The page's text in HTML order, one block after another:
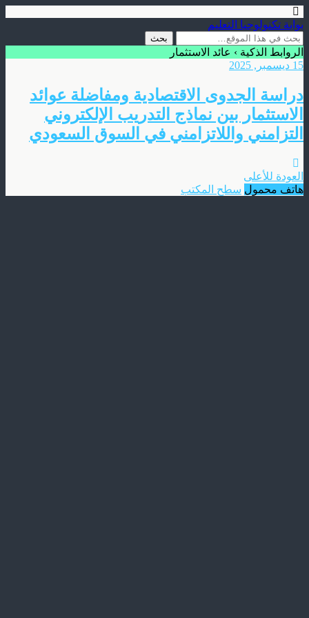
بوابة تكنولوجيا التعليم
الروابط الذكية › عائد الاستثمار
15 ديسمبر, 2025
دراسة الجدوى الاقتصادية ومفاضلة عوائد
الاستثمار بين نماذج التدريب الإلكتروني
التزامني واللاتزامني في السوق السعودي
العودة للأعلى
هاتف محمول سطح المكتب